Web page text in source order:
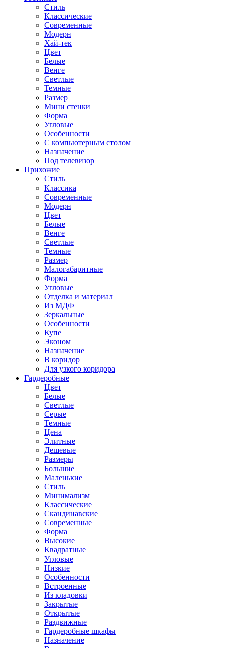
Стиль
Классические
Современные
Модерн
Хай-тек
Цвет
Белые
Венге
Светлые
Темные
Размер
Мини стенки
Форма
Угловые
Особенности
С компьютерным столом
Назначение
Под телевизор
Прихожие
Стиль
Классика
Современные
Модерн
Цвет
Белые
Венге
Светлые
Темные
Размер
Малогабаритные
Форма
Угловые
Отделка и материал
Из МДФ
Зеркальные
Особенности
Купе
Эконом
Назначение
В коридор
Для узкого коридора
Гардеробные
Цвет
Белые
Светлые
Серые
Темные
Цена
Элитные
Дешевые
Размеры
Большие
Маленькие
Стиль
Минимализм
Классические
Скандинавские
Современные
Форма
Высокие
Квадратные
Угловые
Низкие
Особенности
Встроенные
Из кладовки
Закрытые
Открытые
Раздвижные
Гардеробные шкафы
Назначение